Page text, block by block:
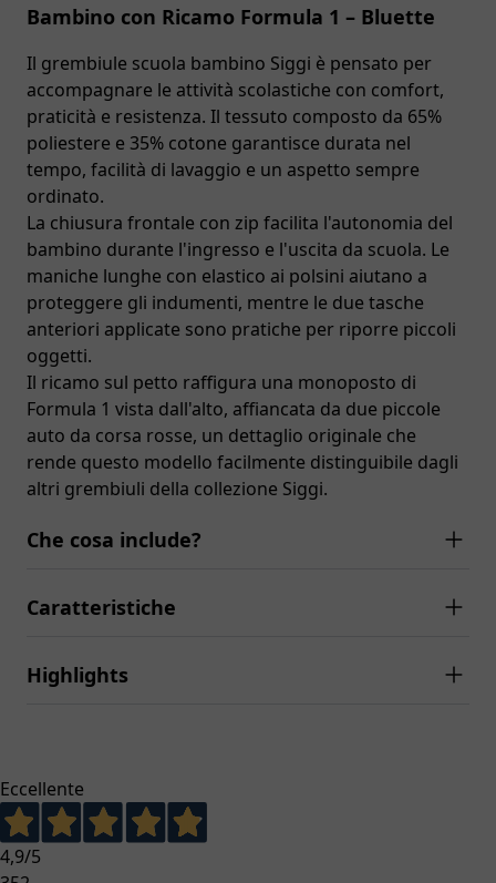
Bambino con Ricamo Formula 1 – Bluette
Il grembiule scuola bambino Siggi è pensato per
accompagnare le attività scolastiche con comfort,
praticità e resistenza. Il tessuto composto da 65%
poliestere e 35% cotone garantisce durata nel
tempo, facilità di lavaggio e un aspetto sempre
ordinato.
La chiusura frontale con zip facilita l'autonomia del
bambino durante l'ingresso e l'uscita da scuola. Le
maniche lunghe con elastico ai polsini aiutano a
proteggere gli indumenti, mentre le due tasche
anteriori applicate sono pratiche per riporre piccoli
oggetti.
Il ricamo sul petto raffigura una monoposto di
Formula 1 vista dall'alto, affiancata da due piccole
auto da corsa rosse, un dettaglio originale che
rende questo modello facilmente distinguibile dagli
altri grembiuli della collezione Siggi.
Che cosa include?
Caratteristiche
Highlights
Eccellente
4,9/5